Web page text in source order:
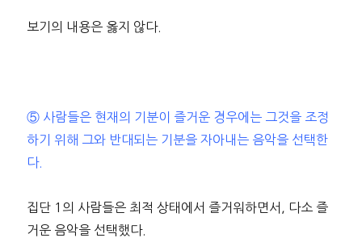
보기의 내용은 옳지 않다.
⑤ 사람들은 현재의 기분이 즐거운 경우에는 그것을 조정
하기 위해 그와 반대되는 기분을 자아내는 음악을 선택한
다.
집단 1의 사람들은 최적 상태에서 즐거워하면서, 다소 즐
거운 음악을 선택했다.